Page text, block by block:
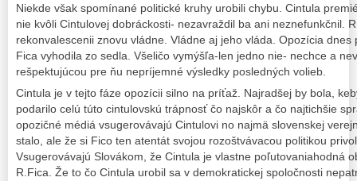
Niekde však spomínané politické kruhy urobili chybu. Cintula
nie kvôli Cintulovej dobráckosti- nezavraždil ba ani neznefunkčnil.
rekonvalescenii znovu vládne. Vládne aj jeho vláda. Opozícia
Fica vyhodila zo sedla. Všeličo vymýšľa-len jedno nie- nechce a
rešpektujúcou pre ňu nepríjemné výsledky posledných volieb.
Cintula je v tejto fáze opozícii silno na príťaž. Najradšej by bola,
podarilo celú túto cintulovskú trápnosť čo najskôr a čo najtichšie
opozičné médiá vsugerovávajú Cintulovi no najmä slovenskej
stalo, ale že si Fico ten atentát svojou rozoštvávacou politikou
Vsugerovávajú Slovákom, že Cintula je vlastne poľutovaniahodná
R.Fica. Že to čo Cintula urobil sa v demokratickej spoločnosti